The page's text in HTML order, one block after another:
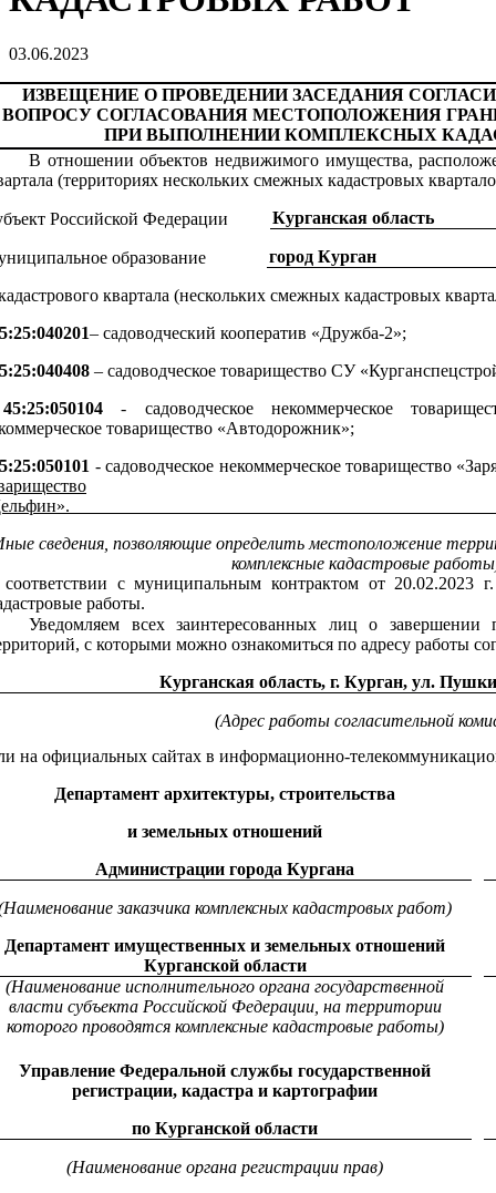
03.06.2023
ИЗВЕЩЕНИЕ О ПРОВЕДЕНИИ ЗАСЕДАНИЯ
ВОПРОСУ СОГЛАСОВАНИЯ МЕСТОПОЛОЖЕНИЯ
ПРИ ВЫПОЛНЕНИИ КОМПЛЕКСНЫХ
В отношении объектов недвижимого имущества,
(территориях нескольких смежных кадастровых
Российской Федерации Курганская область
образование город Курган
квартала (нескольких смежных кадастровых
– садоводческий кооператив «Дружба-2»;
– садоводческое товарищество СУ
45:25:050104 - садоводческое некоммерческое
товарищество «Автодорожник»;
- садоводческое некоммерческое товарищество
сведения, позволяющие определить местоположение
комплексные кадастровые
с муниципальным контрактом от
работы.
Уведомляем всех заинтересованных лиц о завершении
с которыми можно ознакомиться по адресу работы
Курганская область, г. Курган, ул.
(Адрес работы согласительной
на официальных сайтах в информационно-
Департамент архитектуры, строительства
и земельных отношений
Администрации города Кургана
заказчика комплексных кадастровых работ)
Департамент имущественных и земельных отношений
Курганской области
(Наименование исполнительного органа государственной
власти субъекта Российской Федерации, на территории
которого проводятся комплексные кадастровые работы)
Управление Федеральной службы государственной
регистрации, кадастра и картографии
по Курганской области
(Наименование органа регистрации прав)